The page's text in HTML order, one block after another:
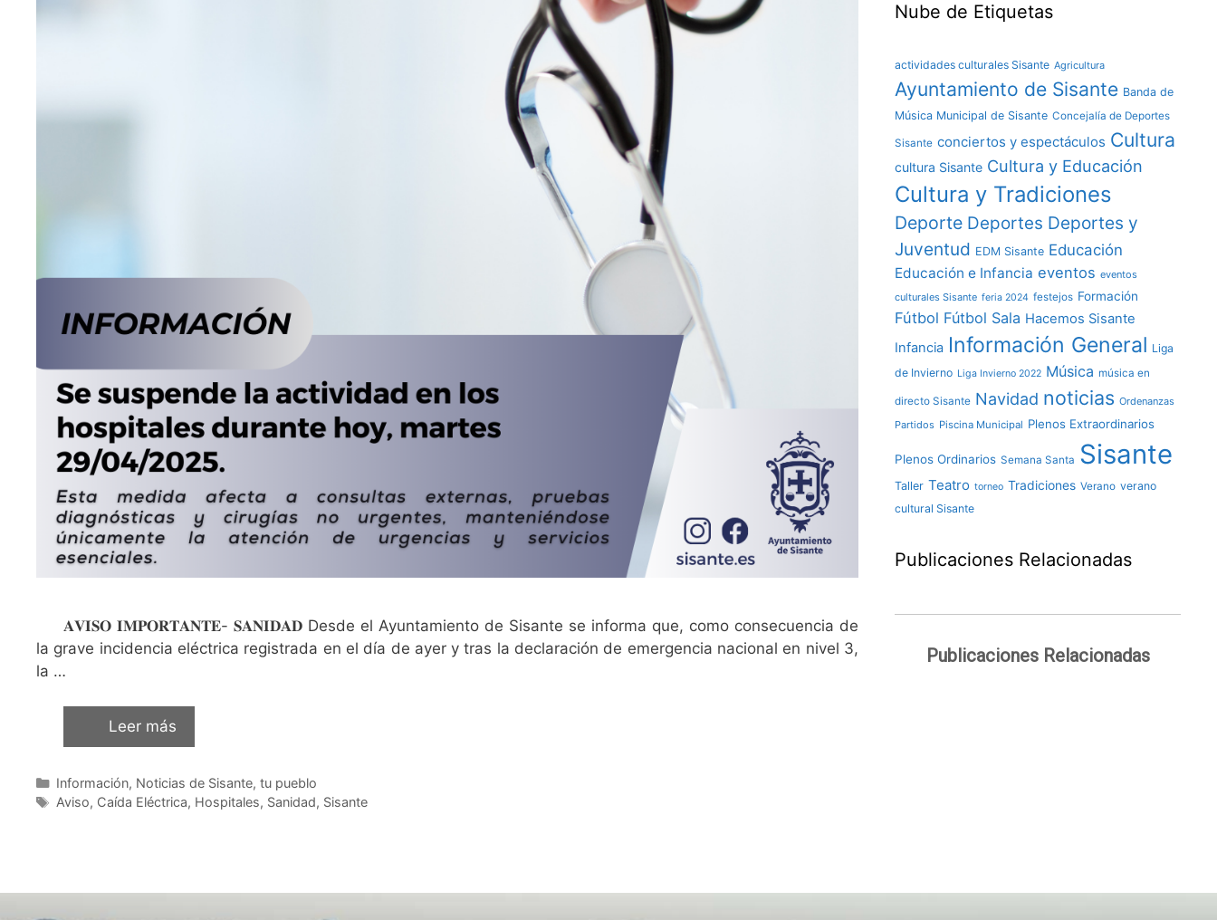
𝐀𝐕𝐈𝐒𝐎 𝐈𝐌𝐏𝐎𝐑𝐓𝐀𝐍𝐓𝐄- 𝐒𝐀𝐍𝐈𝐃𝐀𝐃 Desde el Ayuntamiento de Sisante se informa que, como consecuencia de
la grave incidencia eléctrica registrada en el día de ayer y tras la declaración de emergencia nacional en nivel 3,
la …
Leer más
Información, Noticias de Sisante, tu pueblo
Aviso, Caída Eléctrica, Hospitales, Sanidad, Sisante
Nube de Etiquetas
actividades culturales Sisante Agricultura
Ayuntamiento de Sisante Banda de
Música Municipal de Sisante Concejalía de Deportes
Sisante conciertos y espectáculos Cultura
cultura Sisante Cultura y Educación
Cultura y Tradiciones
Deporte Deportes Deportes y
Juventud EDM Sisante Educación
Educación e Infancia eventos eventos
culturales Sisante feria 2024 festejos Formación
Fútbol Fútbol Sala Hacemos Sisante
Infancia Información General Liga
de Invierno Liga Invierno 2022 Música música en
directo Sisante Navidad noticias Ordenanzas
Partidos Piscina Municipal Plenos Extraordinarios
Plenos Ordinarios Semana Santa Sisante
Taller Teatro torneo Tradiciones Verano verano
cultural Sisante
Publicaciones Relacionadas
Publicaciones Relacionadas